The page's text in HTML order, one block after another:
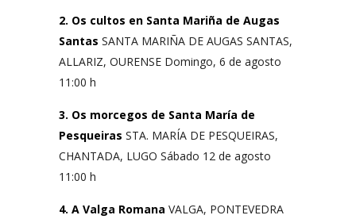
2. Os cultos en Santa Mariña de Augas
Santas SANTA MARIÑA DE AUGAS SANTAS,
ALLARIZ, OURENSE Domingo, 6 de agosto
11:00 h
3. Os morcegos de Santa María de
Pesqueiras STA. MARÍA DE PESQUEIRAS,
CHANTADA, LUGO Sábado 12 de agosto
11:00 h
4. A Valga Romana VALGA, PONTEVEDRA